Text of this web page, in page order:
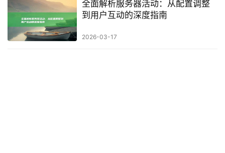
全面解析服务器活动：从配置调整
到用户互动的深度指南
2026-03-17